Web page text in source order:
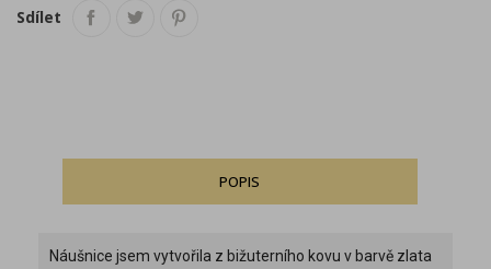
Sdílet
POPIS
Náušnice jsem vytvořila z bižuterního kovu v barvě zlata